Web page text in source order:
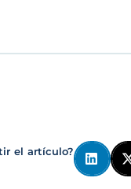
el artículo?